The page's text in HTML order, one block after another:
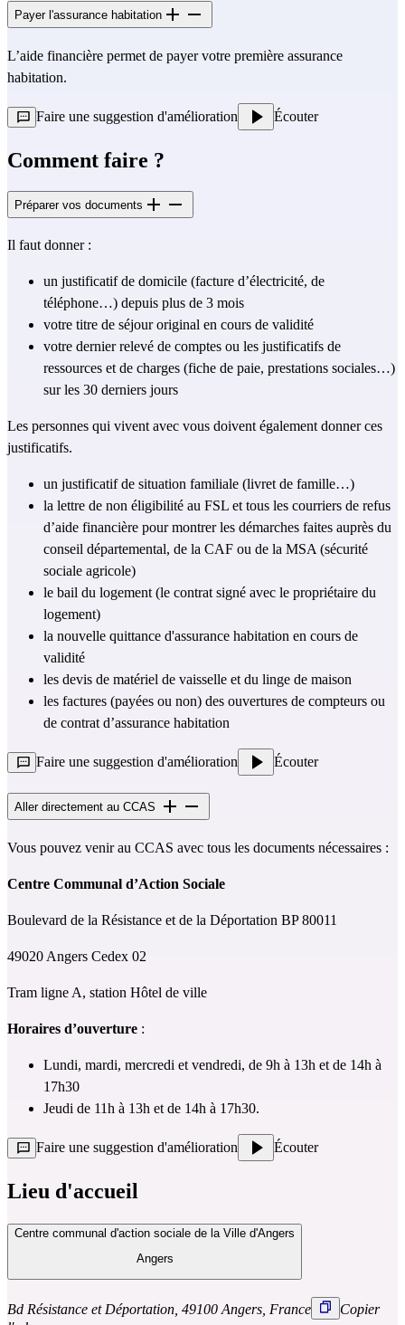
Payer l'assurance habitation
L’aide financière permet de payer votre première assurance
habitation.
Faire une suggestion d'amélioration Écouter
Comment faire ?
Préparer vos documents
Il faut donner :
un justificatif de domicile (facture d’électricité, de
téléphone…) depuis plus de 3 mois
votre titre de séjour original en cours de validité
votre dernier relevé de comptes ou les justificatifs de
ressources et de charges (fiche de paie, prestations sociales…)
sur les 30 derniers jours
Les personnes qui vivent avec vous doivent également donner ces
justificatifs.
un justificatif de situation familiale (livret de famille…)
la lettre de non éligibilité au FSL et tous les courriers de refus
d’aide financière pour montrer les démarches faites auprès du
conseil départemental, de la CAF ou de la MSA (sécurité
sociale agricole)
le bail du logement (le contrat signé avec le propriétaire du
logement)
la nouvelle quittance d'assurance habitation en cours de
validité
les devis de matériel de vaisselle et du linge de maison
les factures (payées ou non) des ouvertures de compteurs ou
de contrat d’assurance habitation
Faire une suggestion d'amélioration Écouter
Aller directement au CCAS
Vous pouvez venir au CCAS avec tous les documents nécessaires :
Centre Communal d’Action Sociale
Boulevard de la Résistance et de la Déportation BP 80011
49020 Angers Cedex 02
Tram ligne A, station Hôtel de ville
Horaires d’ouverture :
Lundi, mardi, mercredi et vendredi, de 9h à 13h et de 14h à
17h30
Jeudi de 11h à 13h et de 14h à 17h30.
Faire une suggestion d'amélioration Écouter
Lieu d'accueil
Centre communal d'action sociale de la Ville d'Angers
Angers
Bd Résistance et Déportation, 49100 Angers, France
Copier